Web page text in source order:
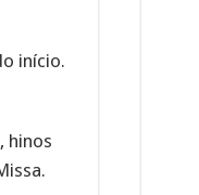
início.
, hinos